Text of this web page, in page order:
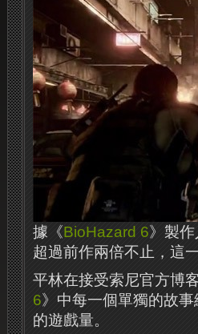
據《BioHazard 6》製
超過前作兩倍不止，這
平林在接受索尼官方博
6》中每一個單獨的故
的遊戲量。